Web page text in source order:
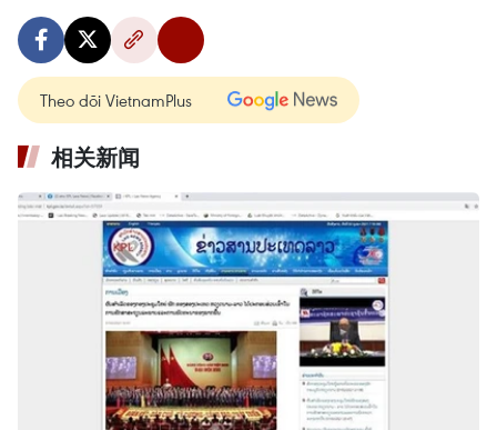
Theo dõi VietnamPlus
相关新闻